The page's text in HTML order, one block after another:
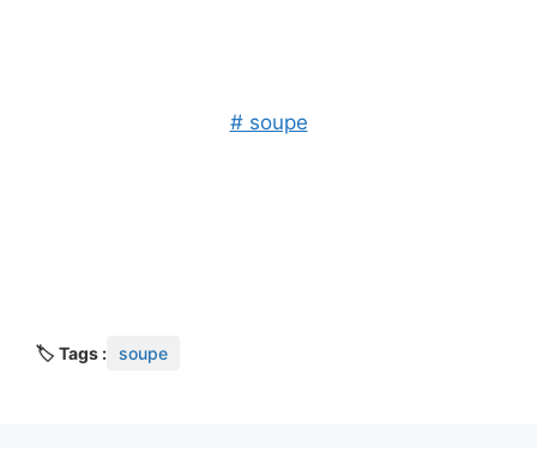
# soupe
🏷️ Tags : soupe